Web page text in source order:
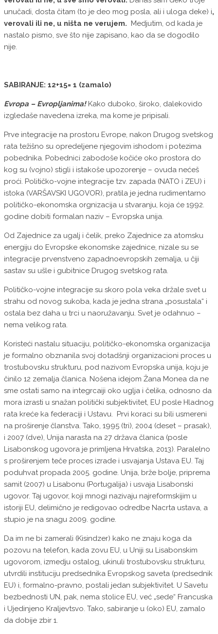
unučadi, dosta čitam (to je deo mog posla, ali i uloga deke) i,
verovali ili ne, u ništa ne verujem.
Medjutim, od kada je
nastalo pismo, sve što nije zapisano, kao da se dogodilo
nije.
SABIRANJE: 12+15= 1 (zamalo)
Evropa – Evropljanima!Kako duboko, široko, dalekovido
izgledaše navedena izreka, ma kome je pripisali.
Prve integracije na prostoru Evrope, nakon Drugog svetskog
rata težišno su opredeljene njegovim ishodom i potezima
pobednika. Pobednici zabodoše kočiće oko prostora do
kog su (vojno) stigli i istakoše upozorenje – ovuda nećeš
proći. Političko-vojne integracije tzv. zapada (NATO i ZEU) i
istoka (VARŠAVSKI UGOVOR), pratila je jedna rudimentarno
političko-ekonomska orgnizacija u stvaranju, koja će 1992.
godine dobiti formalan naziv – Evropska unija.
Od Zajednice za ugalj i čelik, preko Zajednice za atomsku
energiju do Evropske ekonomske zajednice, nizale su se
integracije prvenstveno zapadnoevropskih zemalja, u čiji
sastav su ušle i gubitnice Drugog svetskog rata.
Političko-vojne integracije su skoro pola veka držale svet u
strahu od novog sukoba, kada je jedna strana „posustala“ i
ostala bez daha u trci u naoružavanju. Svet je odahnuo –
nema velikog rata.
Koristeći nastalu situaciju, političko-ekonomska organizacija
je formalno obznanila svoj dotadšnji organizacioni proces u
trostubovsku strukturu, pod nazivom Evropska unija, koju je
činilo 12 zemalja članica. Nošena idejom Žana Monea da ne
sme ostati samo na integrcaiji oko uglja i čelika, odnosno da
mora izrasti u snažan politički subjektivitet, EU posle Hladnog
rata kreće ka federaciji i Ustavu. Prvi koraci su bili usmereni
na proširenje članstva. Tako, 1995 (tri), 2004 (deset – prasak),
i 2007 (dve), Unija narasta na 27 država članica (posle
Lisabonskog ugovora je primljena Hrvatska, 2013). Paralelno
s proširenjem teče proces izrade i usvajanja Ustava EU. Taj
poduhvat propada 2005. godine. Unija, brže bolje, priprema
samit (2007) u Lisabonu (Portugalija) i usvaja Lisabonski
ugovor. Taj ugovor, koji mnogi nazivaju najreformskijim u
istoriji EU, delimično je redigovao odredbe Nacrta ustava, a
stupio je na snagu 2009. godine.
Da im ne bi zamerali (Kisindzer) kako ne znaju koga da
pozovu na telefon, kada zovu EU, u Uniji su Lisabonskim
ugovorom, izmedju ostalog, ukinuli trostubovsku strukturu,
utvrdili instituciju predsednika Evropskog saveta (predsednik
EU) i, formalno-pravno, postali jedan subjektivitet. U Savetu
bezbednosti UN, pak, nema stolice EU, već „sede“ Francuska
i Ujedinjeno Kraljevtsvo. Tako, sabiranje u (oko) EU, zamalo
da dobije zbir 1.